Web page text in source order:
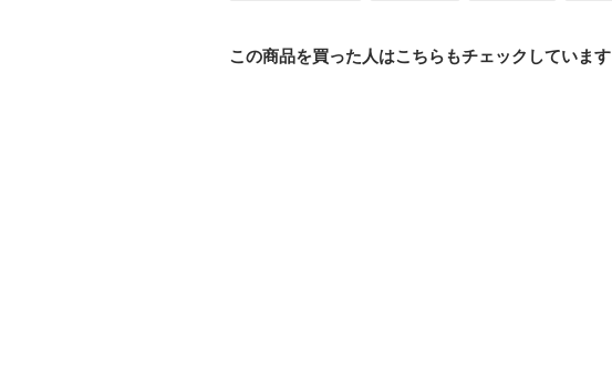
この商品を買った人はこちらもチェックしています